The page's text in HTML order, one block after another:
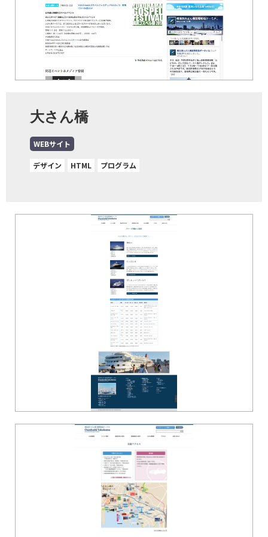
大さん橋
WEBサイト
デザイン HTML プログラム